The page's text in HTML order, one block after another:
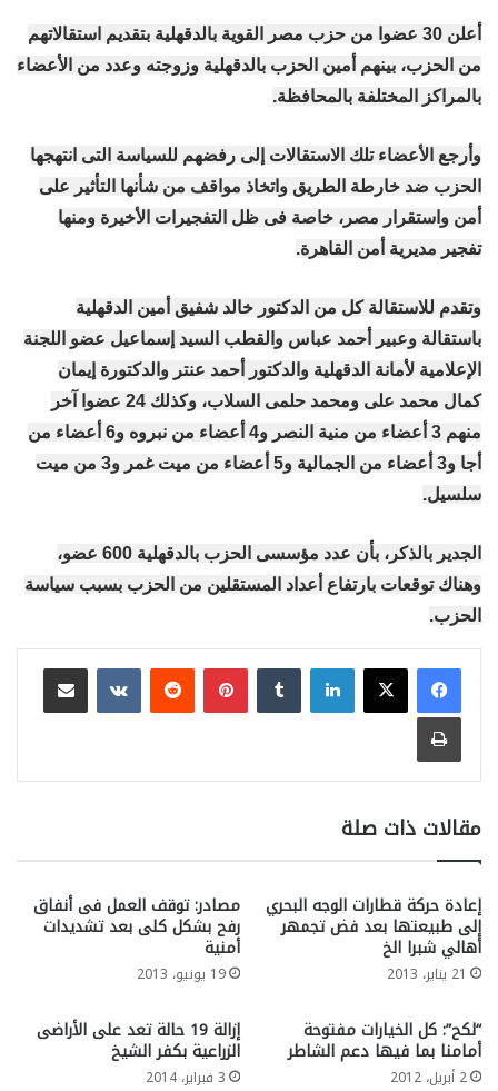
أعلن 30 عضوا من حزب مصر القوية بالدقهلية بتقديم استقالاتهم
من الحزب، بينهم أمين الحزب بالدقهلية وزوجته وعدد من الأعضاء
بالمراكز المختلفة بالمحافظة.
وأرجع الأعضاء تلك الاستقالات إلى رفضهم للسياسة التى انتهجها
الحزب ضد خارطة الطريق واتخاذ مواقف من شأنها التأثير على
أمن واستقرار مصر، خاصة فى ظل التفجيرات الأخيرة ومنها
تفجير مديرية أمن القاهرة.
وتقدم للاستقالة كل من الدكتور خالد شفيق أمين الدقهلية
باستقالة وعبير أحمد عباس والقطب السيد إسماعيل عضو اللجنة
الإعلامية لأمانة الدقهلية والدكتور أحمد عنتر والدكتورة إيمان
كمال محمد على ومحمد حلمى السلاب، وكذلك 24 عضوا آخر
منهم 3 أعضاء من منية النصر و4 أعضاء من نبروه و6 أعضاء من
أجا و3 أعضاء من الجمالية و5 أعضاء من میت غمر و3 من میت
سلسیل.
الجدير بالذكر، بأن عدد مؤسسى الحزب بالدقهلية 600 عضو،
وهناك توقعات بارتفاع أعداد المستقلين من الحزب بسبب سياسة
الحزب.
لينكدإن بينتيريست
مشاركة عبر البريد
طباعة
مقالات ذات صلة
إعادة حركة قطارات الوجه البحري
إلى طبيعتها بعد فض تجمهر
أهالي شبرا الخ
21 يناير، 2013
مصادر: توقف العمل فى أنفاق
رفح بشكل كلى بعد تشديدات
أمنية
19 يونيو، 2013
“لكح”: كل الخيارات مفتوحة
أمامنا بما فيها دعم الشاطر
2 أبريل، 2012
إزالة 19 حالة تعد على الأراضى
الزراعية بكفر الشيخ
3 فبراير، 2014